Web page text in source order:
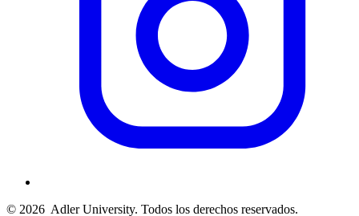
© 2026 Adler University. Todos los derechos reservados.